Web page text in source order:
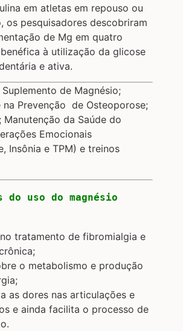
em atletas em repouso ou
os pesquisadores descobriram
de Mg em quatro
à utilização da glicose
e ativa.
Suplemento de Magnésio;
na Prevenção de Osteoporose;
Manutenção da Saúde do
Emocionais
Insônia e TPM) e treinos
do uso do magnésio
tratamento de fibromialgia e
o metabolismo e produção
as dores nas articulações e
e ainda facilita o processo de